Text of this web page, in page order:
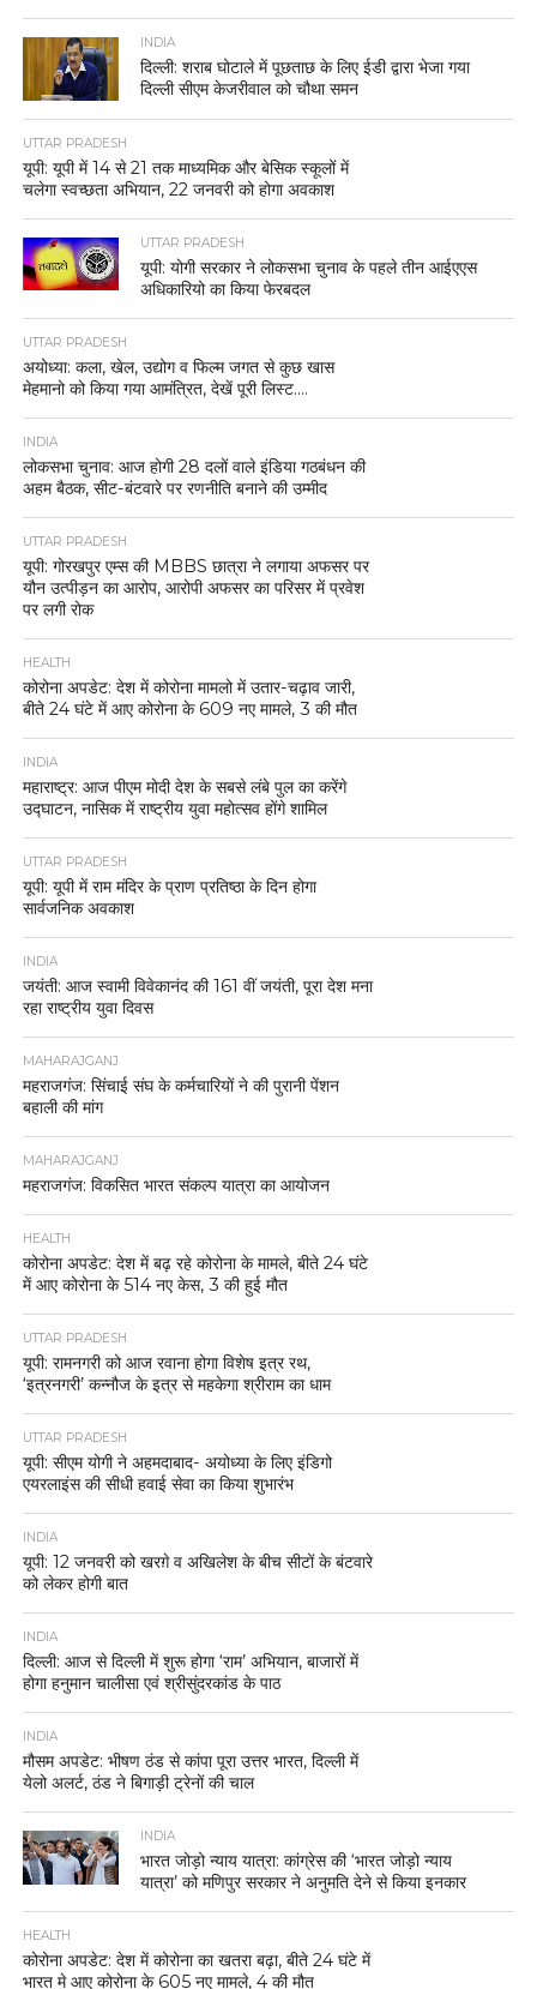
INDIA
दिल्ली: शराब घोटाले में पूछताछ के लिए ईडी द्वारा भेजा गया
दिल्ली सीएम केजरीवाल को चौथा समन
UTTAR PRADESH
यूपी: यूपी में 14 से 21 तक माध्यमिक और बेसिक स्कूलों में
चलेगा स्वच्छता अभियान, 22 जनवरी को होगा अवकाश
UTTAR PRADESH
यूपी: योगी सरकार ने लोकसभा चुनाव के पहले तीन आईएएस
अधिकारियो का किया फेरबदल
UTTAR PRADESH
अयोध्या: कला, खेल, उद्योग व फिल्म जगत से कुछ खास
मेहमानो को किया गया आमंत्रित, देखें पूरी लिस्ट….
INDIA
लोकसभा चुनाव: आज होगी 28 दलों वाले इंडिया गठबंधन की
अहम बैठक, सीट-बंटवारे पर रणनीति बनाने की उम्मीद
UTTAR PRADESH
यूपी: गोरखपुर एम्स की MBBS छात्रा ने लगाया अफसर पर
यौन उत्पीड़न का आरोप, आरोपी अफसर का परिसर में प्रवेश
पर लगी रोक
HEALTH
कोरोना अपडेट: देश में कोरोना मामलो में उतार-चढ़ाव जारी,
बीते 24 घंटे में आए कोरोना के 609 नए मामले, 3 की मौत
INDIA
महाराष्ट्र: आज पीएम मोदी देश के सबसे लंबे पुल का करेंगे
उद्घाटन, नासिक में राष्ट्रीय युवा महोत्सव होंगे शामिल
UTTAR PRADESH
यूपी: यूपी में राम मंदिर के प्राण प्रतिष्ठा के दिन होगा
सार्वजनिक अवकाश
INDIA
जयंती: आज स्वामी विवेकानंद की 161 वीं जयंती, पूरा देश मना
रहा राष्ट्रीय युवा दिवस
MAHARAJGANJ
महराजगंज: सिंचाई संघ के कर्मचारियों ने की पुरानी पेंशन
बहाली की मांग
MAHARAJGANJ
महराजगंज: विकसित भारत संकल्प यात्रा का आयोजन
HEALTH
कोरोना अपडेट: देश में बढ़ रहे कोरोना के मामले, बीते 24 घंटे
में आए कोरोना के 514 नए केस, 3 की हुई मौत
UTTAR PRADESH
यूपी: रामनगरी को आज रवाना होगा विशेष इत्र रथ,
‘इत्रनगरी’ कन्नौज के इत्र से महकेगा श्रीराम का धाम
UTTAR PRADESH
यूपी: सीएम योगी ने अहमदाबाद- अयोध्या के लिए इंडिगो
एयरलाइंस की सीधी हवाई सेवा का किया शुभारंभ
INDIA
यूपी: 12 जनवरी को खरग़े व अखिलेश के बीच सीटों के बंटवारे
को लेकर होगी बात
INDIA
दिल्ली: आज से दिल्ली में शुरू होगा ‘राम’ अभियान, बाजारों में
होगा हनुमान चालीसा एवं श्रीसुंदरकांड के पाठ
INDIA
मौसम अपडेट: भीषण ठंड से कांपा पूरा उत्तर भारत, दिल्ली में
येलो अलर्ट, ठंड ने बिगाड़ी ट्रेनों की चाल
INDIA
भारत जोड़ो न्याय यात्रा: कांग्रेस की ‘भारत जोड़ो न्याय
यात्रा’ को मणिपुर सरकार ने अनुमति देने से किया इनकार
HEALTH
कोरोना अपडेट: देश में कोरोना का खतरा बढ़ा, बीते 24 घंटे में
भारत मे आए कोरोना के 605 नए मामले, 4 की मौत